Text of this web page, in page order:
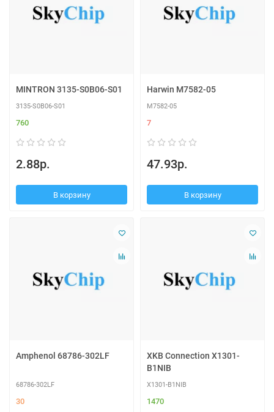
MINTRON 3135-S0B06-S01
3135-S0B06-S01
760
2.88р.
В корзину
Harwin M7582-05
M7582-05
7
47.93р.
В корзину
Amphenol 68786-302LF
68786-302LF
30
XKB Connection X1301-
B1NIB
X1301-B1NIB
1470